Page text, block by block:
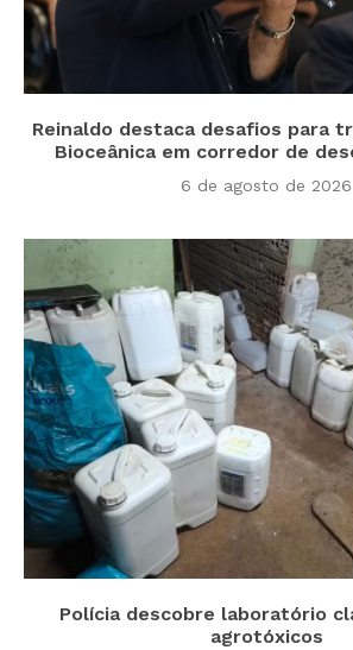
Reinaldo destaca desafios para
Bioceânica em corredor de
6 de agosto de 2026
Polícia descobre laboratório
agrotóxicos